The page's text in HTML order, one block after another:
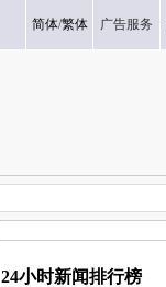
简体/繁体 广告服务
24小时新闻排行榜